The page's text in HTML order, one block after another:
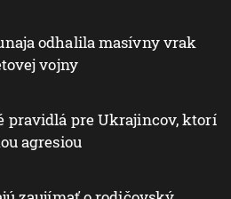
odhalila masívny vrak
vojny
pravidlá pre Ukrajincov, ktorí
agresiou